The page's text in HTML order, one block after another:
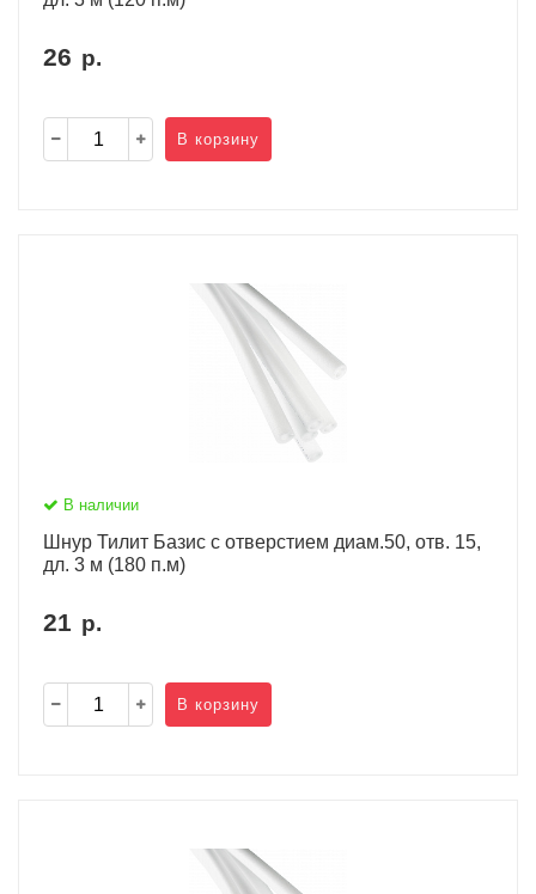
26 р.
В корзину
В наличии
Шнур Тилит Базис c отверстием диам.50, отв. 15,
дл. 3 м (180 п.м)
21 р.
В корзину